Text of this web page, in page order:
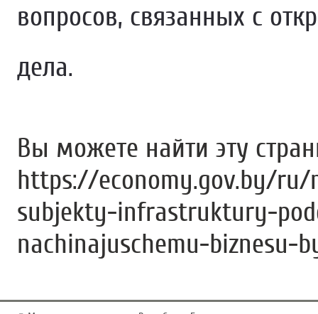
вопросов, связанных с
дела.
Вы можете найти эту
https://economy.gov.by/
subjekty-infrastruktury-
nachinajuschemu-biznesu-